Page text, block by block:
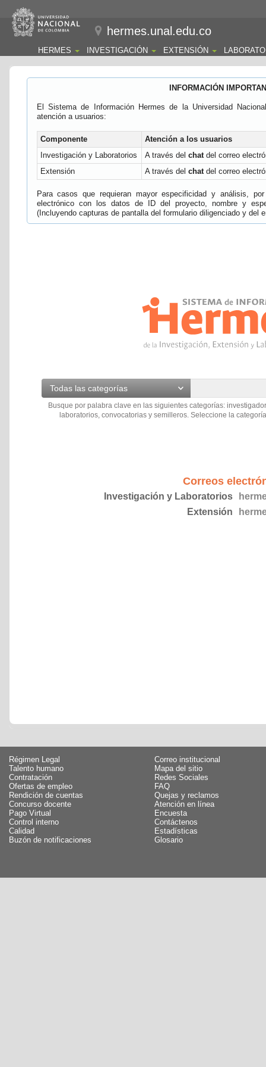
hermes.unal.edu.co
HERMES INVESTIGACIÓN EXTENSIÓN
INFORMACIÓN
El Sistema de Información Hermes de la Universidad
atención a usuarios:
Componente
Atención a los usuarios
Investigación y Laboratorios
A través del chatdel correo
Extensión
A través del chatdel correo
Para casos que requieran mayor especificidad y análisis,
electrónico con los datos de ID del proyecto, nombre y
(Incluyendo capturas de pantalla del formulario diligenciado y del
Todas las categorías
Busque por palabra clave en las siguientes categorías:
laboratorios, convocatorias y semilleros. Seleccione la
Correos
Investigación y Laboratorios
Extensión
Régimen Legal
Talento humano
Contratación
Ofertas de empleo
Rendición de cuentas
Concurso docente
Pago Virtual
Control interno
Calidad
Buzón de notificaciones
Correo institucional
Mapa del sitio
Redes Sociales
FAQ
Quejas y reclamos
Atención en línea
Encuesta
Contáctenos
Estadísticas
Glosario